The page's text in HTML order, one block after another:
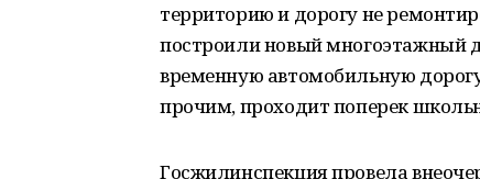
территорию и дорогу не
построили новый многоэтажный
временную автомобильную
прочим, проходит поперек
Госжилинспекция провела